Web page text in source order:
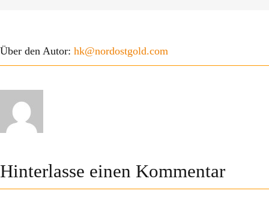
Über den Autor: hk@nordostgold.com
Hinterlasse einen Kommentar